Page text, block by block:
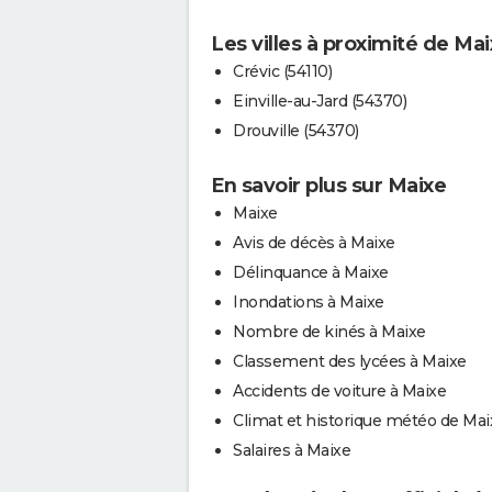
Les villes à proximité de
Crévic (54110)
Einville-au-Jard (54370)
Drouville (54370)
En savoir plus sur Maixe
Maixe
Avis de décès à Maixe
Délinquance à Maixe
Inondations à Maixe
Nombre de kinés à Maixe
Classement des lycées à Maixe
Accidents de voiture à Maixe
Climat et historique météo de
Salaires à Maixe